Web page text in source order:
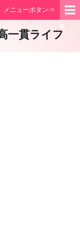
メニューボタン⇒
一貫ライフ